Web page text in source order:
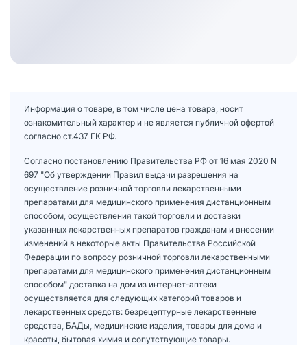
Информация о товаре, в том числе цена товара, носит
ознакомительный характер и не является публичной офертой
согласно ст.437 ГК РФ.
Согласно постановлению Правительства РФ от 16 мая 2020 N
697 "Об утверждении Правил выдачи разрешения на
осуществление розничной торговли лекарственными
препаратами для медицинского применения дистанционным
способом, осуществления такой торговли и доставки
указанных лекарственных препаратов гражданам и внесении
изменений в некоторые акты Правительства Российской
Федерации по вопросу розничной торговли лекарственными
препаратами для медицинского применения дистанционным
способом" доставка на дом из интернет-аптеки
осуществляется для следующих категорий товаров и
лекарственных средств: безрецептурные лекарственные
средства, БАДы, медицинские изделия, товары для дома и
красоты, бытовая химия и сопутствующие товары.